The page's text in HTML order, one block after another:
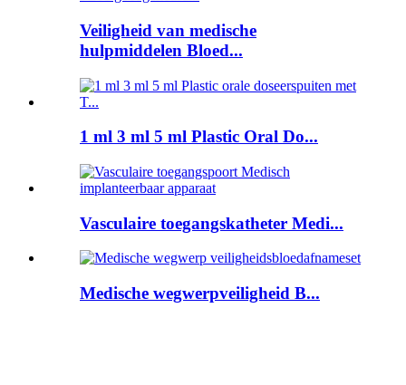
Veiligheid van medische
hulpmiddelen Bloed...
1 ml 3 ml 5 ml Plastic Oral Do...
Vasculaire toegangskatheter Medi...
Medische wegwerpveiligheid B...